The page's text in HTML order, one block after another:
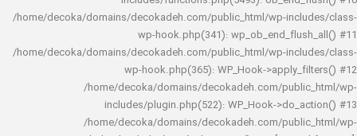
/home/decoka/domains/decokadeh.com/public_html/wp-
wp-hook.php(341):
/home/decoka/domains/decokadeh.com/public_html/wp-
wp-hook.php(365): WP_Hook-
/home/decoka/domains/decokadeh.com/
includes/plugin.php(522): WP_Hook-
/home/decoka/domains/decokadeh.com/